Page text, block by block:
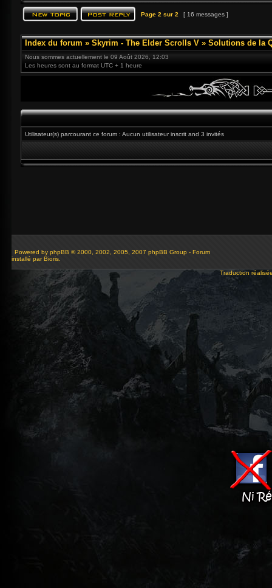
Page 2 sur 2 [ 16 messages ]
Index du forum » Skyrim - The Elder Scrolls V » Solutions de la
Nous sommes actuellement le 09 Août 2026, 12:03
Les heures sont au format UTC + 1 heure
Utilisateur(s) parcourant ce forum : Aucun utilisateur inscrit and 3 invités
Powered by phpBB © 2000, 2002, 2005, 2007 phpBB Group - Forum
installé par Bioris.
Traduction